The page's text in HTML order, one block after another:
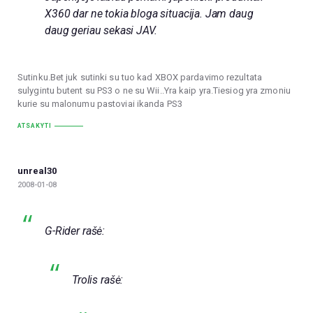
X360 dar ne tokia bloga situacija. Jam daug
daug geriau sekasi JAV.
Sutinku.Bet juk sutinki su tuo kad XBOX pardavimo rezultata
sulygintu butent su PS3 o ne su Wii..Yra kaip yra.Tiesiog yra zmoniu
kurie su malonumu pastoviai ikanda PS3
ATSAKYTI
unreal30
2008-01-08
G-Rider rašė:
Trolis rašė: